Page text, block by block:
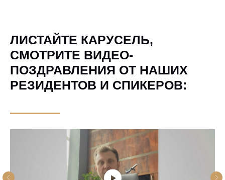
ЛИСТАЙТЕ КАРУСЕЛЬ,
СМОТРИТЕ ВИДЕО-
ПОЗДРАВЛЕНИЯ ОТ НАШИХ
РЕЗИДЕНТОВ И СПИКЕРОВ: